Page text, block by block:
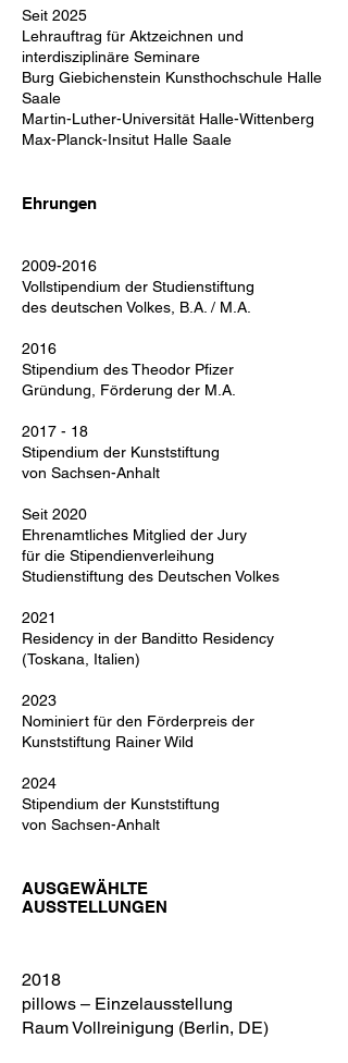
Seit 2025
Lehrauftrag für Aktzeichnen und
interdisziplinäre Seminare
Burg Giebichenstein Kunsthochschule Halle
Saale
Martin-Luther-Universität Halle-Wittenberg
Max-Planck-Insitut Halle Saale
Ehrungen
2009-2016
Vollstipendium der Studienstiftung
des deutschen Volkes, B.A. / M.A.
2016
Stipendium des Theodor Pfizer
Gründung, Förderung der M.A.
2017 - 18
Stipendium der Kunststiftung
von Sachsen-Anhalt
Seit 2020
Ehrenamtliches Mitglied der Jury
für die Stipendienverleihung
Studienstiftung des Deutschen Volkes
2021
Residency in der Banditto Residency
(Toskana, Italien)
2023
Nominiert für den Förderpreis der
Kunststiftung Rainer Wild
2024
Stipendium der Kunststiftung
von Sachsen-Anhalt
AUSGEWÄHLTE
AUSSTELLUNGEN
2018
pillows – Einzelausstellung
Raum Vollreinigung (Berlin, DE)